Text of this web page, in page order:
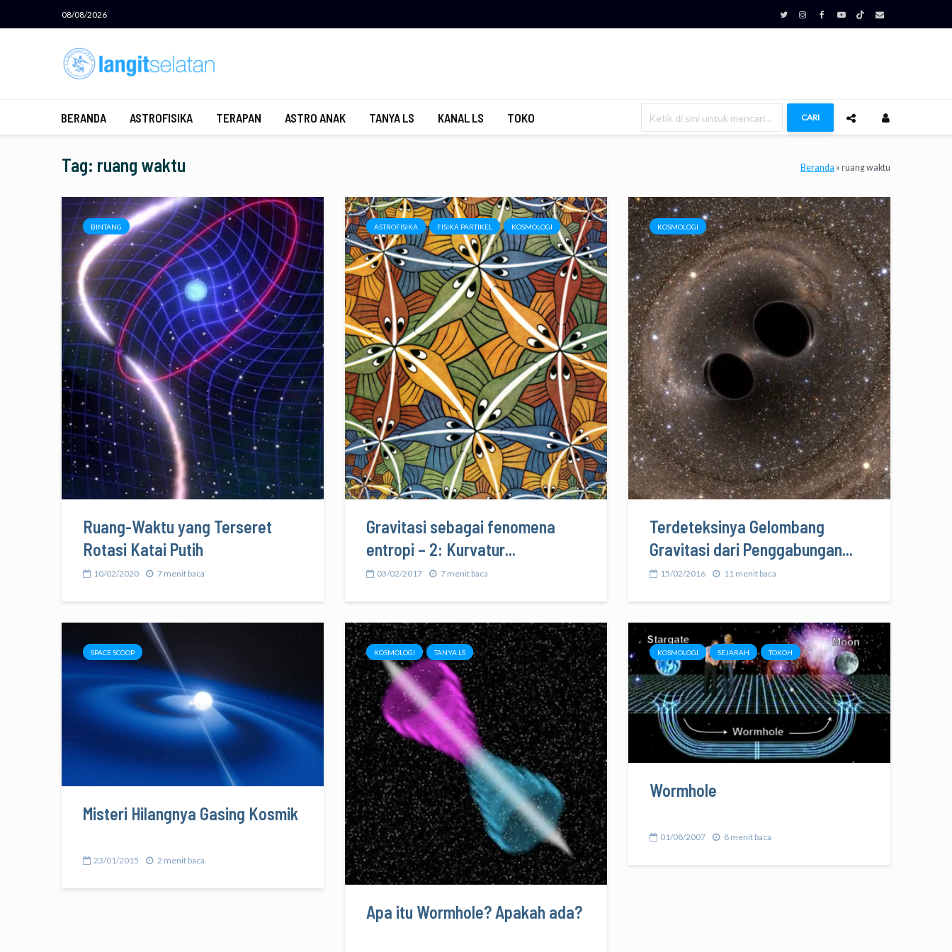
08/08/2026
BERANDA ASTROFISIKA TERAPAN ASTRO ANAK TANYA LS KANAL LS TOKO CARI
Tag: ruang waktu Beranda » ruang waktu
BINTANG
Ruang-Waktu yang Terseret
Rotasi Katai Putih
10/02/2020 7 menit baca
ASTROFISIKA FISIKA PARTIKEL KOSMOLOGI
Gravitasi sebagai fenomena
entropi – 2: Kurvatur...
03/02/2017 7 menit baca
KOSMOLOGI
Terdeteksinya Gelombang
Gravitasi dari Penggabungan...
15/02/2016 11 menit baca
SPACE SCOOP
Misteri Hilangnya Gasing Kosmik
23/01/2015 2 menit baca
KOSMOLOGI TANYA LS
Apa itu Wormhole? Apakah ada?
KOSMOLOGI SEJARAH TOKOH
Wormhole
01/08/2007 8 menit baca